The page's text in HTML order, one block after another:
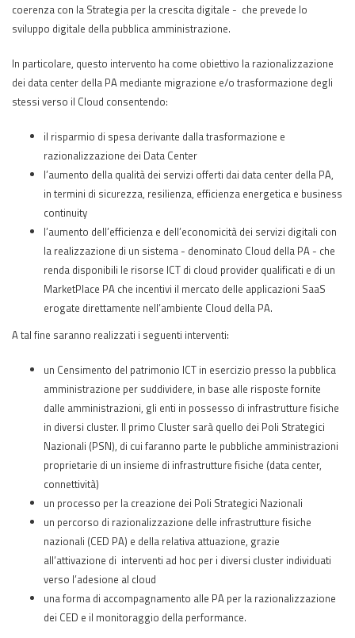
coerenza con la Strategia per la crescita digitale - che prevede lo
sviluppo digitale della pubblica amministrazione.
In particolare, questo intervento ha come obiettivo la razionalizzazione
dei data center della PA mediante migrazione e/o trasformazione degli
stessi verso il Cloud consentendo:
il risparmio di spesa derivante dalla trasformazione e
razionalizzazione dei Data Center
l’aumento della qualità dei servizi offerti dai data center della PA,
in termini di sicurezza, resilienza, efficienza energetica e business
continuity
l’aumento dell’efficienza e dell’economicità dei servizi digitali con
la realizzazione di un sistema - denominato Cloud della PA - che
renda disponibili le risorse ICT di cloud provider qualificati e di un
MarketPlace PA che incentivi il mercato delle applicazioni SaaS
erogate direttamente nell’ambiente Cloud della PA.
A tal fine saranno realizzati i seguenti interventi:
un Censimento del patrimonio ICT in esercizio presso la pubblica
amministrazione per suddividere, in base alle risposte fornite
dalle amministrazioni, gli enti in possesso di infrastrutture fisiche
in diversi cluster. Il primo Cluster sarà quello dei Poli Strategici
Nazionali (PSN), di cui faranno parte le pubbliche amministrazioni
proprietarie di un insieme di infrastrutture fisiche (data center,
connettività)
un processo per la creazione dei Poli Strategici Nazionali
un percorso di razionalizzazione delle infrastrutture fisiche
nazionali (CED PA) e della relativa attuazione, grazie
all’attivazione di interventi ad hoc per i diversi cluster individuati
verso l’adesione al cloud
una forma di accompagnamento alle PA per la razionalizzazione
dei CED e il monitoraggio della performance.